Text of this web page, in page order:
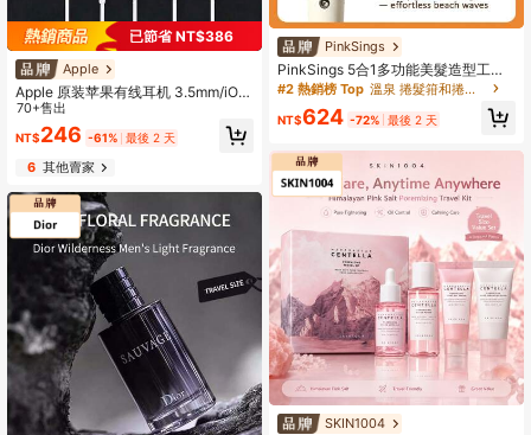
已節省 NT$386
Apple
Apple 原装苹果有线耳机 3.5mm/iOS/
USB-C Lightning 入耳式耳机，带麦
克风和线控，高保真音质，兼容 iPho
ne、iPad 手机和平板电脑
70+售出
NT$246 -61% 最後 2 天
6其他賣家
PinkSings
PinkSings 5合1多功能美髮造型工
具，自動捲髮棒附2款陶瓷髮管（32m
m、38mm）與直髮梳刷，波浪捲髮
夾、捲髮器與直髮梳，3段溫度、定時
#2 熱銷榜 Top 溫泉 捲髮箝和捲髮棒
NT$624 -72% 最後 2 天
SKIN1004